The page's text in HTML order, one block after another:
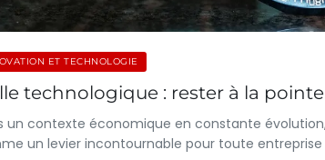
ET TECHNOLOGIE
technologique : rester à la
un contexte économique en constante
un levier incontournable pour toute entreprise